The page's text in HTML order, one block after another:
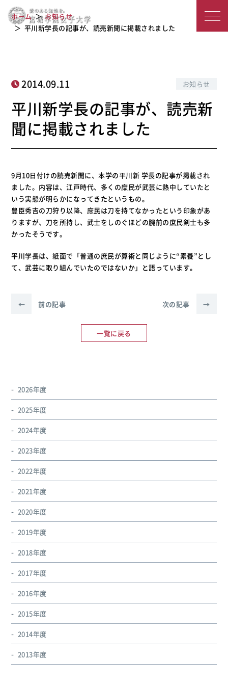
城
子
大
学
平川新学長の記事が、読売新聞に掲載
されました
ホーム
お知らせ
平川新学長の記事が、読売新聞に掲載されました
2014.09.11 お知らせ
平川新学長の記事が、読売新
聞に掲載されました
9月10日付けの読売新聞に、本学の平川新 学長の記事が掲載され
ました。内容は、江戸時代、多くの庶民が武芸に熱中していたと
いう実態が明らかになってきたというもの。
豊臣秀吉の刀狩り以降、庶民は刀を持てなかったという印象があ
りますが、刀を所持し、武士をしのぐほどの腕前の庶民剣士も多
かったそうです。
平川学長は、紙面で「普通の庶民が算術と同じように“素養”とし
て、武芸に取り組んでいたのではないか」と語っています。
← 前の記事
一覧に戻る
次の記事 →
2026年度
2025年度
2024年度
2023年度
2022年度
2021年度
2020年度
2019年度
2018年度
2017年度
2016年度
2015年度
2014年度
2013年度